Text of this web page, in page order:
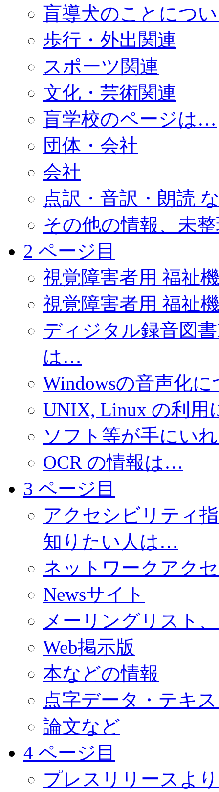
盲導犬のことにつ
歩行・外出関連
スポーツ関連
文化・芸術関連
盲学校のページは…
団体・会社
会社
点訳・音訳・朗読
その他の情報、未
2 ページ目
視覚障害者用 福祉
視覚障害者用 福祉
ディジタル録音図
は…
Windowsの音声化
UNIX, Linux の利
ソフト等が手にい
OCR の情報は…
3 ページ目
アクセシビリティ
知りたい人は…
ネットワークアク
Newsサイト
メーリングリスト
Web掲示版
本などの情報
点字データ・テキ
論文など
4 ページ目
プレスリリースより